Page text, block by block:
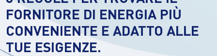
FORNITORE DI ENERGIA PIÙ
CONVENIENTE E ADATTO ALLE
TUE ESIGENZE.